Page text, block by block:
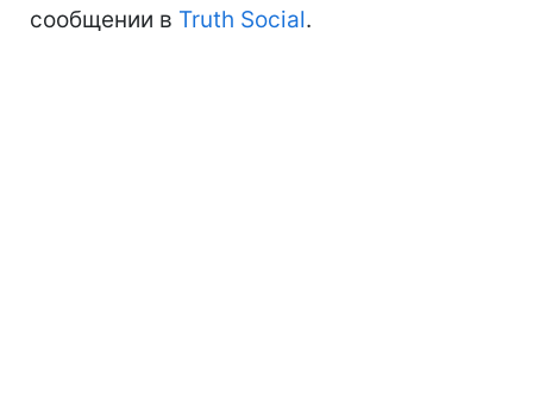
сообщении в Truth Social.